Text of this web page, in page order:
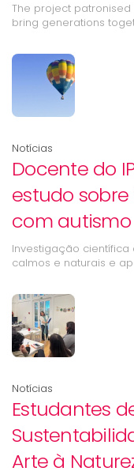
The project patronised
bring generations
Notícias
Docente do
estudo
com autismo
Investigação
calmos e naturais e
Notícias
Estudantes
Arte à